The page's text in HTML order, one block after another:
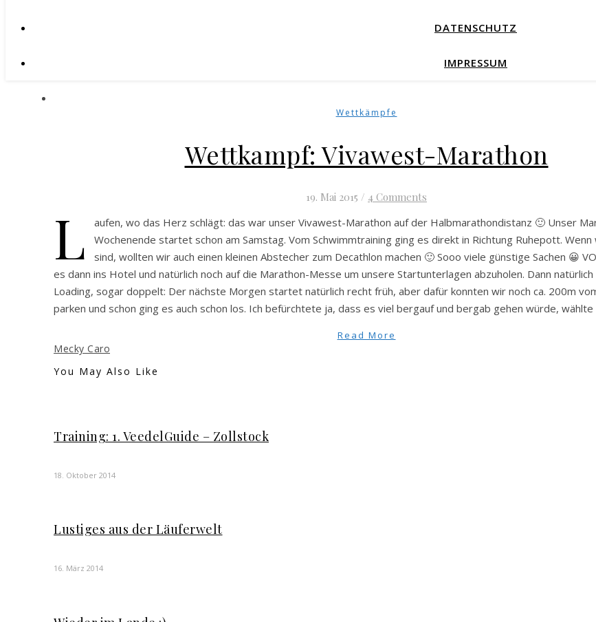
DATENSCHUTZ
IMPRESSUM
Wettkämpfe
Wettkampf: Vivawest-Marathon
19. Mai 2015 / 4 Comments
L
aufen, wo das Herz schlägt: das war unser Vivawest-Marathon auf der Halbmarathondistanz 🙂 Unser
Wochenende startet schon am Samstag. Vom Schwimmtraining ging es direkt in Richtung Ruhepott. Wenn
sind, wollten wir auch einen kleinen Abstecher zum Decathlon machen 🙂 Sooo viele günstige Sachen 😀
es dann ins Hotel und natürlich noch auf die Marathon-Messe um unsere Startunterlagen abzuholen. Dann natürlich
Loading, sogar doppelt: Der nächste Morgen startet natürlich recht früh, aber dafür konnten wir noch ca. 200m
parken und schon ging es auch schon los. Ich befürchtete ja, dass es viel bergauf und bergab gehen würde,
Read More
Mecky Caro
You May Also Like
Training: 1. VeedelGuide – Zollstock
18. Oktober 2014
Lustiges aus der Läuferwelt
16. März 2014